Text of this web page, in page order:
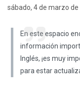
En este espacio
información
Inglés, ¡es muy
para estar
sábado, 4 de marzo de
Número de